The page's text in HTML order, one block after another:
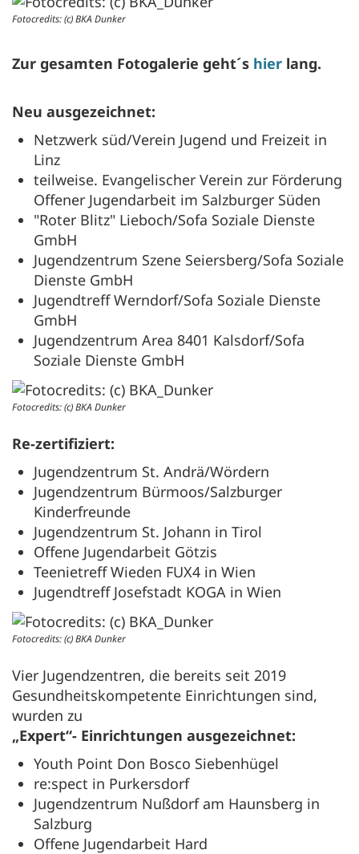
Fotocredits: (c) BKA Dunker
Zur gesamten Fotogalerie geht´s hier lang.
Neu ausgezeichnet:
Netzwerk süd/Verein Jugend und Freizeit in
Linz
teilweise. Evangelischer Verein zur Förderung
Offener Jugendarbeit im Salzburger Süden
"Roter Blitz" Lieboch/Sofa Soziale Dienste
GmbH
Jugendzentrum Szene Seiersberg/Sofa Soziale
Dienste GmbH
Jugendtreff Werndorf/Sofa Soziale Dienste
GmbH
Jugendzentrum Area 8401 Kalsdorf/Sofa
Soziale Dienste GmbH
Fotocredits: (c) BKA Dunker
Re-zertifiziert:
Jugendzentrum St. Andrä/Wördern
Jugendzentrum Bürmoos/Salzburger
Kinderfreunde
Jugendzentrum St. Johann in Tirol
Offene Jugendarbeit Götzis
Teenietreff Wieden FUX4 in Wien
Jugendtreff Josefstadt KOGA in Wien
Fotocredits: (c) BKA Dunker
Vier Jugendzentren, die bereits seit 2019
Gesundheitskompetente Einrichtungen sind,
wurden zu
„Expert“- Einrichtungen ausgezeichnet:
Youth Point Don Bosco Siebenhügel
re:spect in Purkersdorf
Jugendzentrum Nußdorf am Haunsberg in
Salzburg
Offene Jugendarbeit Hard